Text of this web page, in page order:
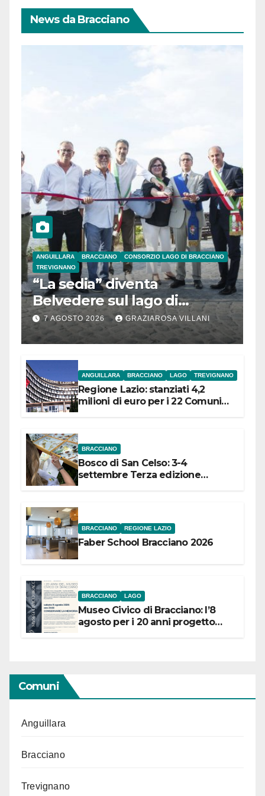
News da Bracciano
ANGUILLARA BRACCIANO
CONSORZIO LAGO DI BRACCIANO
TREVIGNANO
“La sedia” diventa
Belvedere sul lago di
Bracciano: ieri
l’inaugurazione
7 AGOSTO 2026 GRAZIAROSA VILLANI
ANGUILLARA BRACCIANO LAGO TREVIGNANO
Regione Lazio: stanziati 4,2
milioni di euro per i 22 Comuni
BRACCIANO
Bosco di San Celso: 3-4
settembre Terza edizione
BRACCIANO REGIONE LAZIO
Faber School Bracciano 2026
BRACCIANO LAGO
Museo Civico di Bracciano: l’8
agosto per i 20 anni progetto
Comuni
Anguillara
Bracciano
Trevignano